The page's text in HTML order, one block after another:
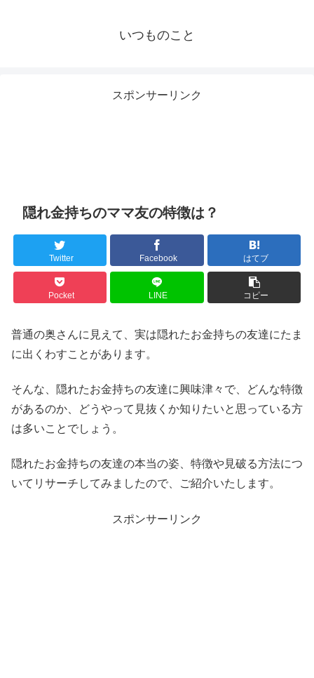
いつものこと
スポンサーリンク
隠れ金持ちのママ友の特徴は？
Twitter Facebook はてブ
Pocket LINE コピー
普通の奥さんに見えて、実は隠れたお金持ちの友達にたま
に出くわすことがあります。
そんな、隠れたお金持ちの友達に興味津々で、どんな特徴
があるのか、どうやって見抜くか知りたいと思っている方
は多いことでしょう。
隠れたお金持ちの友達の本当の姿、特徴や見破る方法につ
いてリサーチしてみましたので、ご紹介いたします。
スポンサーリンク